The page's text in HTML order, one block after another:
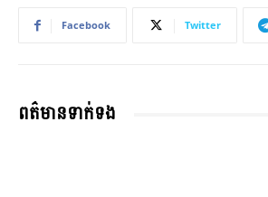
Facebook Twitter
ពត៌មានទាក់ទង